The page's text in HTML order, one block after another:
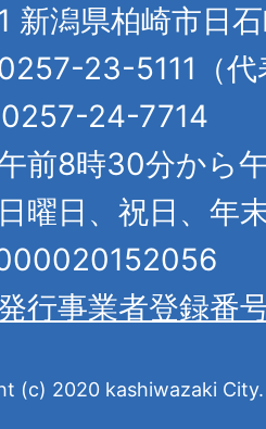
新潟県柏崎市日
23-5111（代
24-7714
前8時30分から
日曜日、祝日、年
行事業者登録番
(c) 2020 kashiwazaki